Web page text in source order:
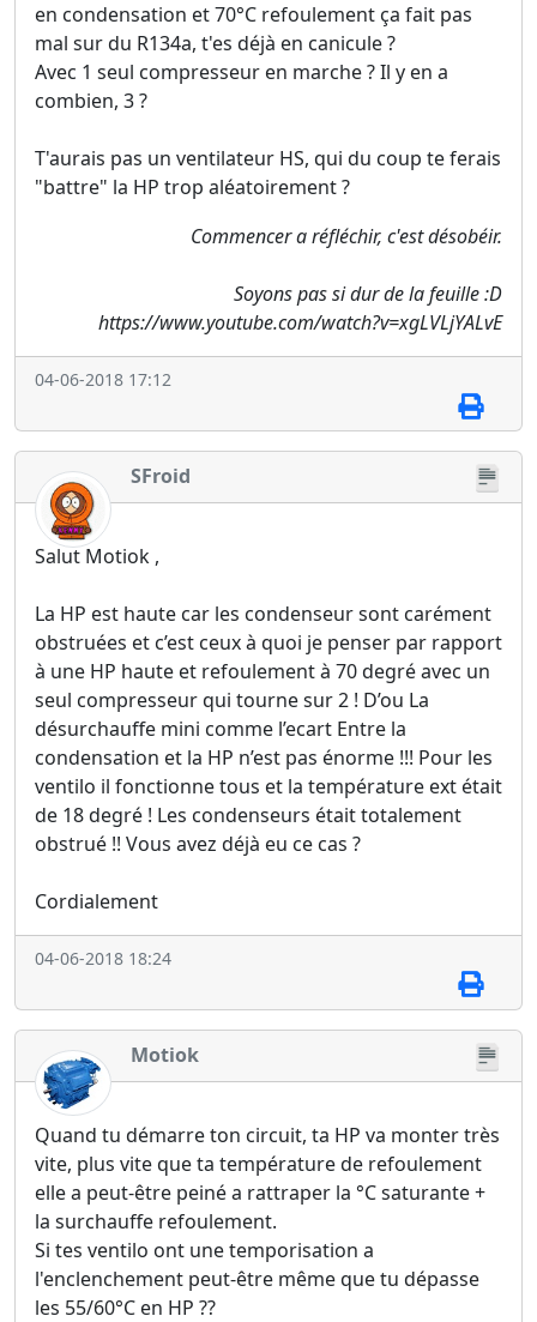
en condensation et 70°C refoulement ça fait pas
mal sur du R134a, t'es déjà en canicule ?
Avec 1 seul compresseur en marche ? Il y en a
combien, 3 ?
T'aurais pas un ventilateur HS, qui du coup te ferais
"battre" la HP trop aléatoirement ?
Commencer a réfléchir, c'est désobéir.
Soyons pas si dur de la feuille :D
https://www.youtube.com/watch?v=xgLVLjYALvE
04-06-2018 17:12
SFroid
Salut Motiok ,
La HP est haute car les condenseur sont carément
obstruées et c’est ceux à quoi je penser par rapport
à une HP haute et refoulement à 70 degré avec un
seul compresseur qui tourne sur 2 ! D’ou La
désurchauffe mini comme l’ecart Entre la
condensation et la HP n’est pas énorme !!! Pour les
ventilo il fonctionne tous et la température ext était
de 18 degré ! Les condenseurs était totalement
obstrué !! Vous avez déjà eu ce cas ?
Cordialement
04-06-2018 18:24
Motiok
Quand tu démarre ton circuit, ta HP va monter très
vite, plus vite que ta température de refoulement
elle a peut-être peiné a rattraper la °C saturante +
la surchauffe refoulement.
Si tes ventilo ont une temporisation a
l'enclenchement peut-être même que tu dépasse
les 55/60°C en HP ??